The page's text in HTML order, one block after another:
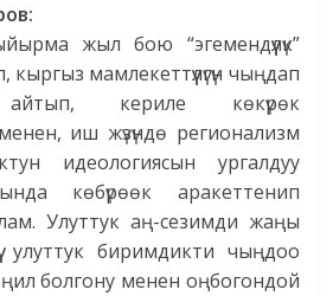
жыл бою “эгемендүүлүк”
мамлекеттүүлүгүн чыңдап
кериле көкүрөк
иш жүзүндө регионализм
идеологиясын ургалдуу
көбүрөөк аракеттенип
Улуттук аң-сезимди жаңы
улуттук биримдикти чыңдоо
болгону менен оңбогондой